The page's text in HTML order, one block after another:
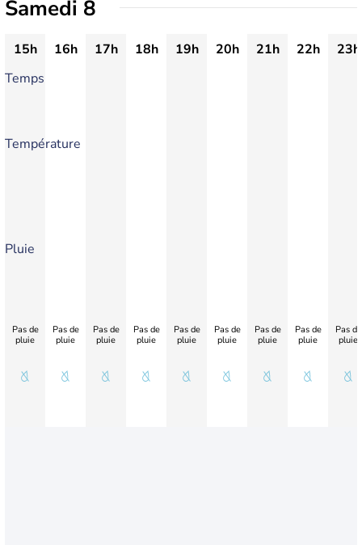
Samedi 8
15h 16h 17h 18h 19h 20h 21h 22h
23h
Temps
Température
Pluie
Pas de
pluie
Pas de
pluie
Pas de
pluie
Pas de
pluie
Pas de
pluie
Pas de
pluie
Pas de
pluie
Pas de
pluie
Pas de
pluie